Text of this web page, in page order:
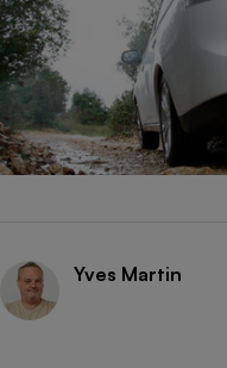
Yves Martin